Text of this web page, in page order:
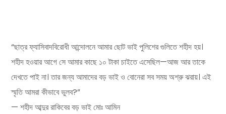
“ছাত্র ফ্যাসিবাদবিরোধী আন্দোলনে আমার ছোট ভাই পুলিশের গুলিতে শহীদ হয়।
শহীদ হওয়ার আগে সে আমার কাছে ১০ টাকা চাইতে এসেছিল—আজ আর তাকে
দেখতে পাই না। তার জন্য আমাদের বড় ভাই ও বোনেরা সব সময় অশ্রু ঝরায়। এই
স্মৃতি আমরা কীভাবে ভুলব?”
— শহীদ আব্দুর রাকিবের বড় ভাই মোঃ আমিন